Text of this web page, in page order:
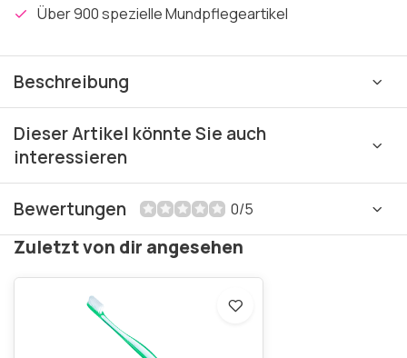
Über 900 spezielle Mundpflegeartikel
Beschreibung
Dieser Artikel könnte Sie auch
interessieren
Bewertungen 0/5
Zuletzt von dir angesehen